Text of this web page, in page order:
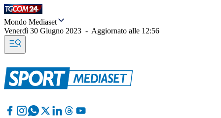
Mondo Mediaset
Venerdì 30 Giugno 2023 - Aggiornato alle 12:56